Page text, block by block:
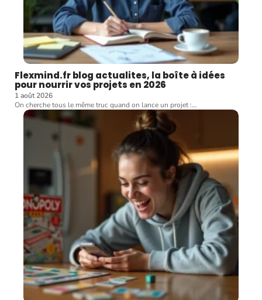
Flexmind.fr blog actualites, la boîte à idées
pour nourrir vos projets en 2026
1 août 2026
On cherche tous le même truc quand on lance un projet :…